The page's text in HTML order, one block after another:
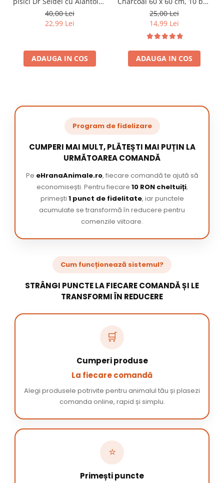
220 ml
40,00 Lei
22,99 Lei
ADAUGA IN COS
/ pachet
25,00 Lei
14,99 Lei
ADAUGA IN COS
Program de fidelizare
CUMPERI MAI MULT, PLĂTEȘTI MAI PUȚIN LA
URMĂTOAREA COMANDĂ
Pe eHranaAnimale.ro, fiecare comandă te ajută să
economisești. Pentru fiecare 10 RON cheltuiți,
primești 1 punct de fidelitate, iar punctele
acumulate se transformă în reducere pentru
comenzile viitoare.
Cum funcționează sistemul?
STRÂNGI PUNCTE LA FIECARE COMANDĂ ȘI LE
TRANSFORMI ÎN REDUCERE
🛒
Cumperi produse
La fiecare comandă
Alegi produsele potrivite pentru animalul tău și plasezi
comanda online, rapid și simplu.
⭐
Primești puncte